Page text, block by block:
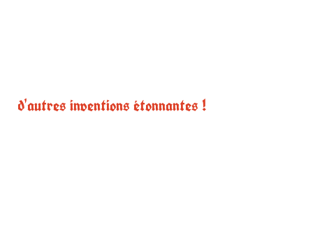
d'autres inventions étonnantes !